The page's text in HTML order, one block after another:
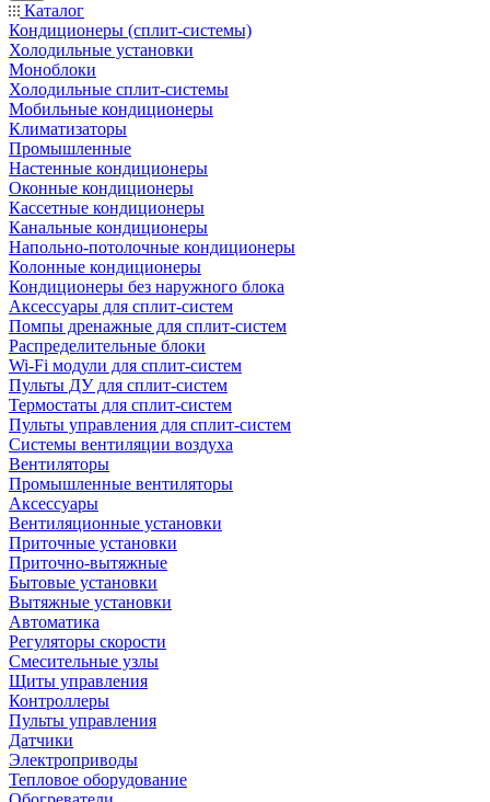
Каталог
Кондиционеры (сплит-системы)
Холодильные установки
Моноблоки
Холодильные сплит-системы
Мобильные кондиционеры
Климатизаторы
Промышленные
Настенные кондиционеры
Оконные кондиционеры
Кассетные кондиционеры
Канальные кондиционеры
Напольно-потолочные кондиционеры
Колонные кондиционеры
Кондиционеры без наружного блока
Аксессуары для сплит-систем
Помпы дренажные для сплит-систем
Распределительные блоки
Wi-Fi модули для сплит-систем
Пульты ДУ для сплит-систем
Термостаты для сплит-систем
Пульты управления для сплит-систем
Системы вентиляции воздуха
Вентиляторы
Промышленные вентиляторы
Аксессуары
Вентиляционные установки
Приточные установки
Приточно-вытяжные
Бытовые установки
Вытяжные установки
Автоматика
Регуляторы скорости
Смесительные узлы
Щиты управления
Контроллеры
Пульты управления
Датчики
Электроприводы
Тепловое оборудование